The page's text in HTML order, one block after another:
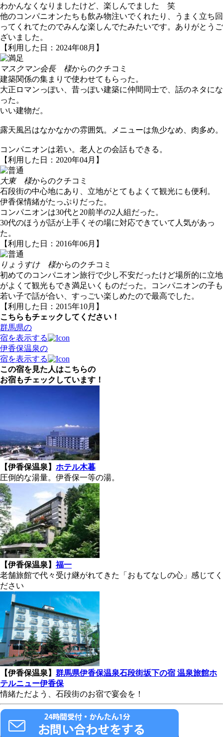
わかんなくなりましたけど、楽しんでました 笑
他のコンパニオンたちも飲み物注いでくれたり、うまく立ち回
ってくれてたのでみんな楽しんでたみたいです。ありがとうご
ざいました。
【利用した日：2024年08月】
マスクマン会長 様からのクチコミ
建築関係の集まりで使わせてもらった。
大正ロマンっぽい、昔っぽい建築に仲間同士で、話のネタにな
った。
いい建物だ。
露天風呂はなかなかの雰囲気。メニューは魚少なめ、肉多め。
コンパニオンは若い。老人との会話もできる。
【利用した日：2020年04月】
大東 様からのクチコミ
石段街の中心地にあり、立地がとてもよくて観光にも便利。
伊香保情緒がたっぷりだった。
コンパニオンは30代と20前半の2人組だった。
30代のほうが話が上手くその場に対応できていて人気があっ
た。
【利用した日：2016年06月】
りょうすけ 様からのクチコミ
初めてのコンパニオン旅行で少し不安だったけど場所的に立地
がよくて観光もでき満足いくものだった。コンパニオンの子も
若い子で話が合い、すっごい楽しめたので最高でした。
【利用した日：2015年10月】
こちらもチェックしてください！
群馬県の
宿を表示する
伊香保温泉の
宿を表示する
この宿を見た人はこちらの
お宿もチェックしています！
【伊香保温泉】 ホテル木暮
圧倒的な湯量。伊香保一等の湯。
【伊香保温泉】福一
老舗旅館で代々受け継がれてきた「おもてなしの心」感じてく
ださい
【伊香保温泉】 群馬県伊香保温泉石段街坂下の宿 温泉旅館ホ
テルニュー伊香保
情緒ただよう、石段街のお宿で宴会を！